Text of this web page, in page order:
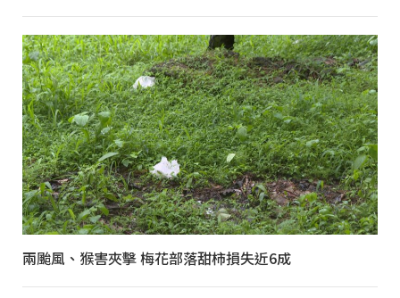
兩颱風、猴害夾擊 梅花部落甜柿損失近6成